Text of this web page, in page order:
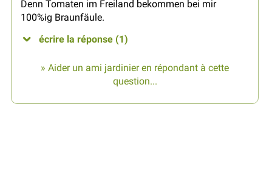
Denn Tomaten im Freiland bekommen bei mir
100%ig Braunfäule.
écrire la réponse (1)
» Aider un ami jardinier en répondant à cette
question...